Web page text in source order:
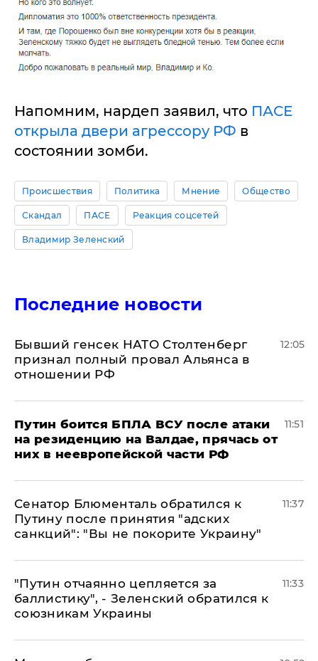
Напомним, нардеп заявил, что ПАСЕ
открыла двери агрессору РФ в
состоянии зомби.
Происшествия Политика Мнение Общество
Скандал ПАСЕ Реакция соцсетей
Владимир Зеленский
Последние новости
Бывший генсек НАТО Столтенберг
признал полный провал Альянса в
отношении РФ
12:05
Путин боится БПЛА ВСУ после атаки
на резиденцию на Валдае, прячась от
них в неевропейской части РФ
11:51
Сенатор Блюменталь обратился к
Путину после принятия "адских
санкций": "Вы не покорите Украину"
11:37
"Путин отчаянно цепляется за
баллистику", - Зеленский обратился к
союзникам Украины
11:33